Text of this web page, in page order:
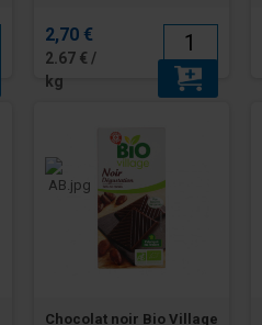
2,70 €
2.67 € /
kg
Chocolat noir Bio Village